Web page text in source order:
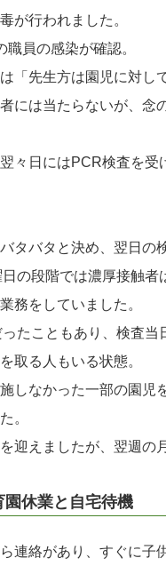
が行われました。
員の感染が確認。
「先生方は園児に対し
には当たらないが、念
々日にはPCR検査を
タバタと決め、翌日の
の段階では濃厚接触者
務をしていました。
たこともあり、検査
取る人もいる状態。
しなかった一部の園児
。
迎えましたが、翌週の
園休業と自宅待機
連絡があり、すぐに子